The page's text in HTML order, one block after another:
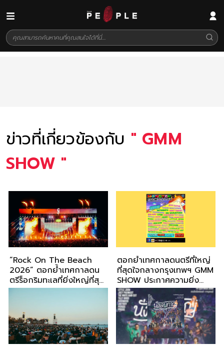
ข่าวที่เกี่ยวข้องกับ " GMM
SHOW "
“Rock On The Beach
2026” ตอกย้ำเทศกาลดน
ตรีร็อกริมทะเลที่ยิ่งใหญ่ที่สุด
ในภาคตะวันออก
ตอกย้ำเทศกาลดนตรีที่ใหญ่
ที่สุดใจกลางกรุงเทพฯ GMM
SHOW ประกาศความยิ่ง
ใหญ่! ส่ง ‘Monster Music
Festival 2026’ จัดเต็ม
ความสนุกศูนย์การประชุม
แห่งชาติสิริกิติ์ 25-26
กรกฎาคมนี้